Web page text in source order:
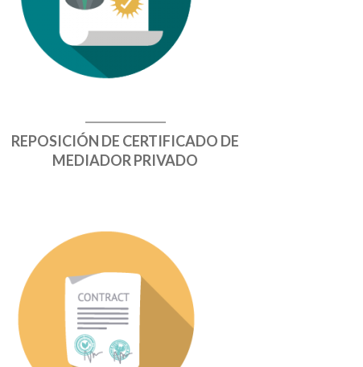
REPOSICIÓN DE CERTIFICADO DE
MEDIADOR PRIVADO